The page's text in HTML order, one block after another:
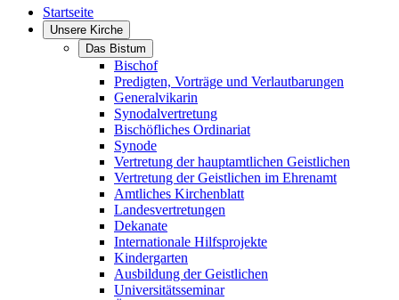
Startseite
Unsere Kirche
Das Bistum
Bischof
Predigten, Vorträge und Verlautbarungen
Generalvikarin
Synodalvertretung
Bischöfliches Ordinariat
Synode
Vertretung der hauptamtlichen Geistlichen
Vertretung der Geistlichen im Ehrenamt
Amtliches Kirchenblatt
Landesvertretungen
Dekanate
Internationale Hilfsprojekte
Kindergarten
Ausbildung der Geistlichen
Universitätsseminar